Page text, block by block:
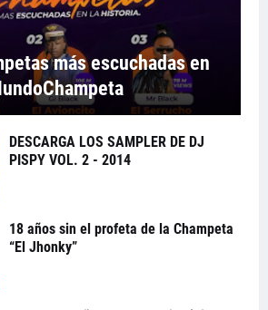
más escuchadas en
DESCARGA LOS SAMPLER DE DJ
PISPY VOL. 2 - 2014
18 años sin el profeta de la Champeta
“El Jhonky”